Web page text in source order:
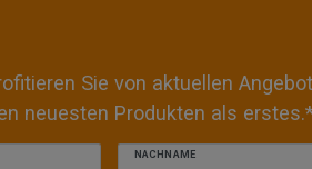
Sie von aktuellen
neuesten Produkten als
NACHNAME